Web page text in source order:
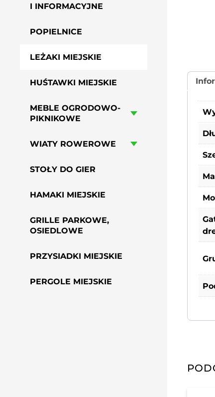
I INFORMACYJNE
POPIELNICE
LEŻAKI MIEJSKIE
HUŚTAWKI MIEJSKIE
MEBLE OGRODOWO-
PIKNIKOWE
WIATY ROWEROWE
STOŁY DO GIER
HAMAKI MIEJSKIE
GRILLE PARKOWE,
OSIEDLOWE
PRZYSIADKI MIEJSKIE
PERGOLE MIEJSKIE